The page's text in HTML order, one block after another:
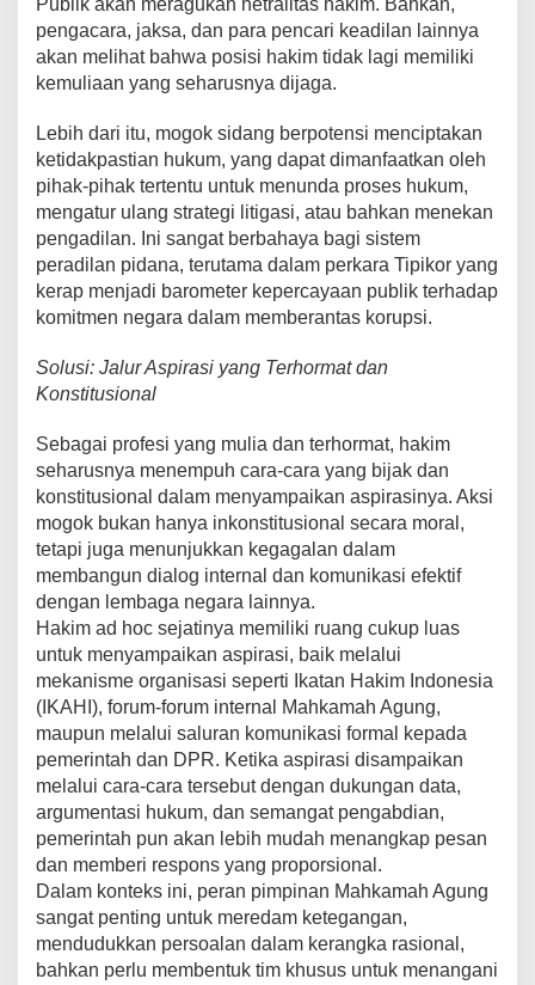
Publik akan meragukan netralitas hakim. Bahkan,
pengacara, jaksa, dan para pencari keadilan lainnya
akan melihat bahwa posisi hakim tidak lagi memiliki
kemuliaan yang seharusnya dijaga.
Lebih dari itu, mogok sidang berpotensi menciptakan
ketidakpastian hukum, yang dapat dimanfaatkan oleh
pihak-pihak tertentu untuk menunda proses hukum,
mengatur ulang strategi litigasi, atau bahkan menekan
pengadilan. Ini sangat berbahaya bagi sistem
peradilan pidana, terutama dalam perkara Tipikor yang
kerap menjadi barometer kepercayaan publik terhadap
komitmen negara dalam memberantas korupsi.
Solusi: Jalur Aspirasi yang Terhormat dan
Konstitusional
Sebagai profesi yang mulia dan terhormat, hakim
seharusnya menempuh cara-cara yang bijak dan
konstitusional dalam menyampaikan aspirasinya. Aksi
mogok bukan hanya inkonstitusional secara moral,
tetapi juga menunjukkan kegagalan dalam
membangun dialog internal dan komunikasi efektif
dengan lembaga negara lainnya.
Hakim ad hoc sejatinya memiliki ruang cukup luas
untuk menyampaikan aspirasi, baik melalui
mekanisme organisasi seperti Ikatan Hakim Indonesia
(IKAHI), forum-forum internal Mahkamah Agung,
maupun melalui saluran komunikasi formal kepada
pemerintah dan DPR. Ketika aspirasi disampaikan
melalui cara-cara tersebut dengan dukungan data,
argumentasi hukum, dan semangat pengabdian,
pemerintah pun akan lebih mudah menangkap pesan
dan memberi respons yang proporsional.
Dalam konteks ini, peran pimpinan Mahkamah Agung
sangat penting untuk meredam ketegangan,
mendudukkan persoalan dalam kerangka rasional,
bahkan perlu membentuk tim khusus untuk menangani